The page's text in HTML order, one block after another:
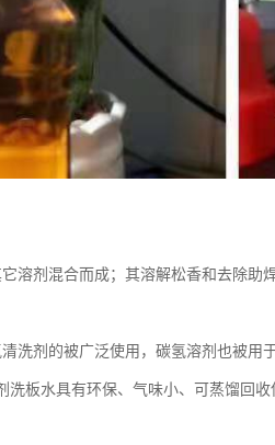
溶剂混合而成；其溶解松香和去除助
洗剂的被广泛使用，碳氢溶剂也被用
板水具有环保、气味小、可蒸馏回